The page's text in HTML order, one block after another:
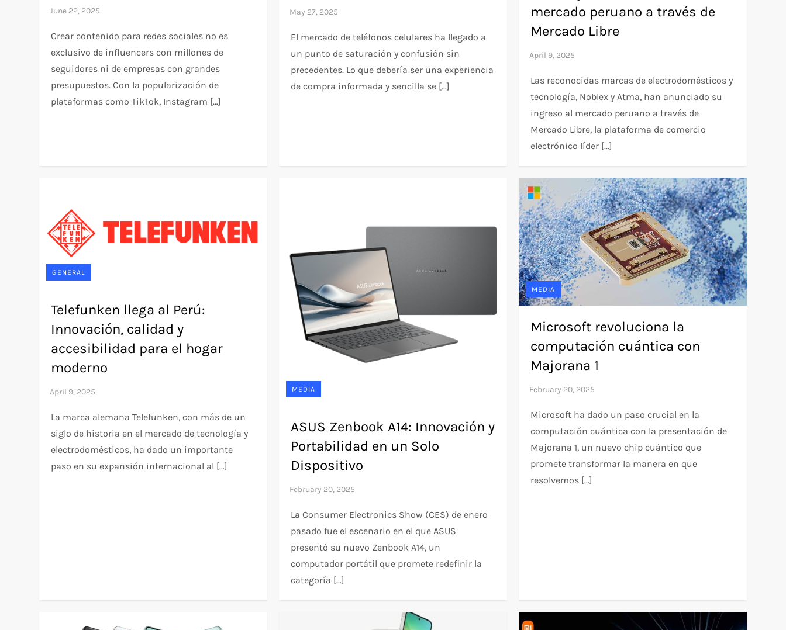
Crear contenido para redes sociales no es
exclusivo de influencers con millones de
seguidores ni de empresas con grandes
presupuestos. Con la popularización de
plataformas como TikTok, Instagram […]
El mercado de teléfonos celulares ha llegado a
un punto de saturación y confusión sin
precedentes. Lo que debería ser una experiencia
de compra informada y sencilla se […]
mercado peruano a través de
Mercado Libre
Las reconocidas marcas de electrodomésticos y
tecnología, Noblex y Atma, han anunciado su
ingreso al mercado peruano a través de
Mercado Libre, la plataforma de comercio
electrónico líder […]
GENERAL
Telefunken llega al Perú:
Innovación, calidad y
accesibilidad para el hogar
moderno
La marca alemana Telefunken, con más de un
siglo de historia en el mercado de tecnología y
electrodomésticos, ha dado un importante
paso en su expansión internacional al […]
MEDIA
ASUS Zenbook A14: Innovación y
Portabilidad en un Solo
Dispositivo
La Consumer Electronics Show (CES) de enero
pasado fue el escenario en el que ASUS
presentó su nuevo Zenbook A14, un
computador portátil que promete redefinir la
categoría […]
MEDIA
Microsoft revoluciona la
computación cuántica con
Majorana 1
Microsoft ha dado un paso crucial en la
computación cuántica con la presentación de
Majorana 1, un nuevo chip cuántico que
promete transformar la manera en que
resolvemos […]